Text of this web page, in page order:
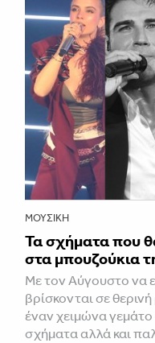
ΜΟΥΣΙΚΉ
Τα σχήματα που
στα μπουζούκια
Με τον Αύγουστο να
βρίσκονται σε
έναν χειμώνα
σχήματα αλλά και